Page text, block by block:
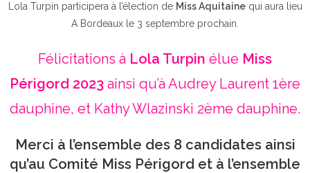
Lola Turpin participera à l’élection de Miss Aquitainequi aura lieu
A Bordeaux le 3 septembre prochain.
Félicitations à Lola Turpin élue Miss
Périgord 2023 ainsi qu’à Audrey Laurent 1ère
dauphine, et Kathy Wlazinski 2ème dauphine.
Merci à l’ensemble des 8 candidates ainsi
qu’au Comité Miss Périgord et à l’ensemble